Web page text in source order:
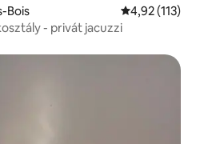
Bois Átlagos
4,92 (113)
- privát jacuzzi